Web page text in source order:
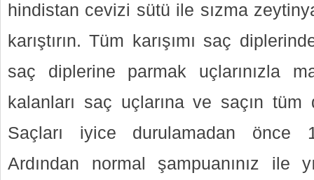
hindistan cevizi sütü ile sızma
karıştırın. Tüm karışımı saç
saç diplerine parmak uçlarınızla
kalanları saç uçlarına ve saçın
Saçları iyice durulamadan önce
Ardından normal şampuanınız ile